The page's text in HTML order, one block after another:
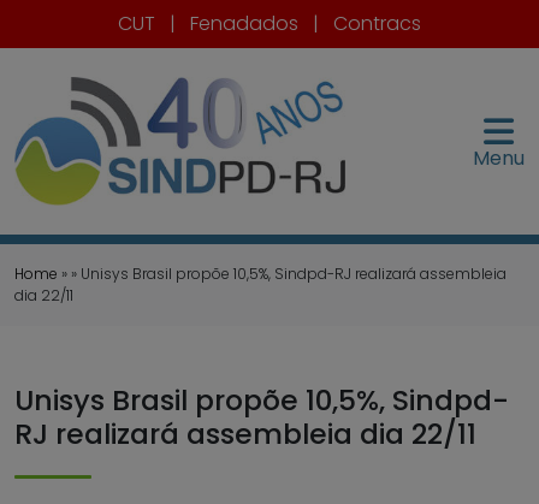
CUT | Fenadados | Contracs
Menu
Home » » Unisys Brasil propõe 10,5%, Sindpd-RJ realizará assembleia
dia 22/11
Unisys Brasil propõe 10,5%, Sindpd-
RJ realizará assembleia dia 22/11